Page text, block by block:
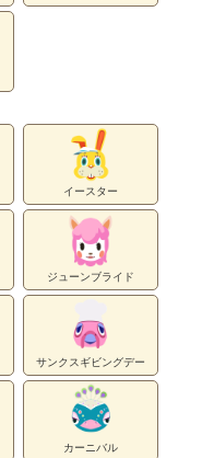
イースター
ジューンブライド
サンクスギビングデー
カーニバル